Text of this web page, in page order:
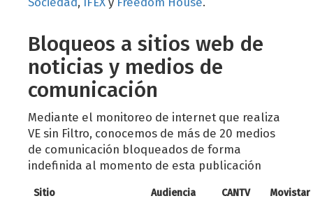
Bloqueos a sitios web de
noticias y medios de
comunicación
Mediante el monitoreo de internet que realiza
VE sin Filtro, conocemos de más de 20 medios
de comunicación bloqueados de forma
indefinida al momento de esta publicación
Sitio Audiencia CANTV Movistar